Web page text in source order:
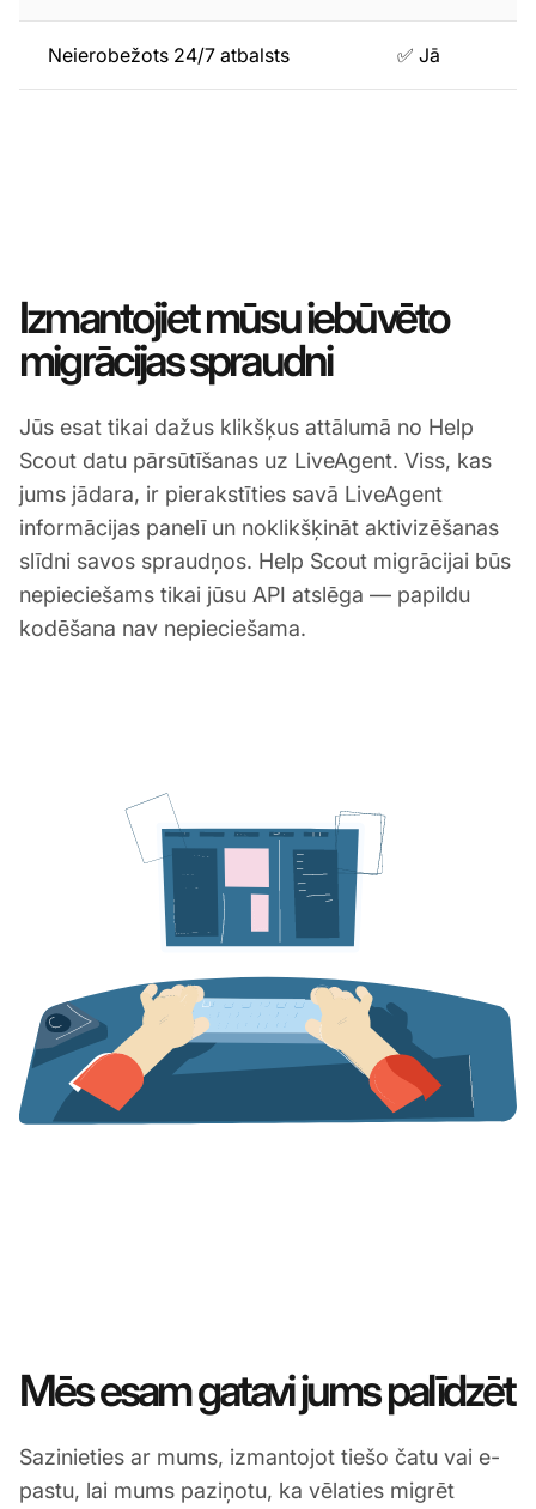
Neierobežots 24/7 atbalsts ✅ Jā
Izmantojiet mūsu iebūvēto
migrācijas spraudni
Jūs esat tikai dažus klikšķus attālumā no Help
Scout datu pārsūtīšanas uz LiveAgent. Viss, kas
jums jādara, ir pierakstīties savā LiveAgent
informācijas panelī un noklikšķināt aktivizēšanas
slīdni savos spraudņos. Help Scout migrācijai būs
nepieciešams tikai jūsu API atslēga — papildu
kodēšana nav nepieciešama.
Mēs esam gatavi jums palīdzēt
Sazinieties ar mums, izmantojot tiešo čatu vai e-
pastu, lai mums paziņotu, ka vēlaties migrēt